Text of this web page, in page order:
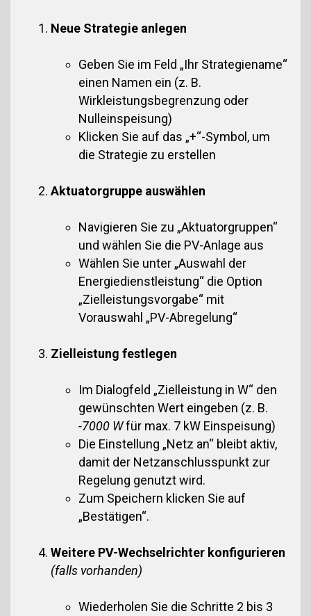
Neue Strategie anlegen
Geben Sie im Feld „Ihr Strategiename“
einen Namen ein (z. B.
Wirkleistungsbegrenzung oder
Nulleinspeisung)
Klicken Sie auf das „+“-Symbol, um
die Strategie zu erstellen
Aktuatorgruppe auswählen
Navigieren Sie zu „Aktuatorgruppen“
und wählen Sie die PV-Anlage aus
Wählen Sie unter „Auswahl der
Energiedienstleistung“ die Option
„Zielleistungsvorgabe“ mit
Vorauswahl „PV-Abregelung“
Zielleistung festlegen
Im Dialogfeld „Zielleistung in W“ den
gewünschten Wert eingeben (z. B.
-7000 Wfür max. 7 kW Einspeisung)
Die Einstellung „Netz an“ bleibt aktiv,
damit der Netzanschlusspunkt zur
Regelung genutzt wird.
Zum Speichern klicken Sie auf
„Bestätigen“.
Weitere PV-Wechselrichter konfigurieren
(falls vorhanden)
Wiederholen Sie die Schritte 2 bis 3